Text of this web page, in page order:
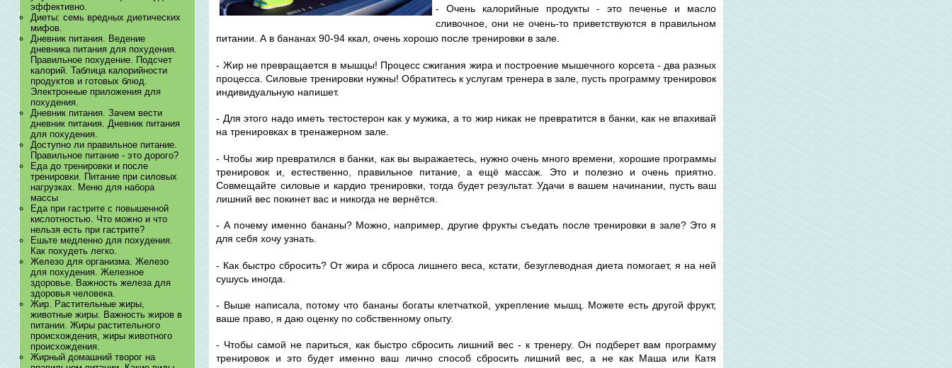
эффективно.
Диеты: семь вредных диетических
мифов.
Дневник питания. Ведение
дневника питания для похудения.
Правильное похудение. Подсчет
калорий. Таблица калорийности
продуктов и готовых блюд.
Электронные приложения для
похудения.
Дневник питания. Зачем вести
дневник питания. Дневник питания
для похудения.
Доступно ли правильное питание.
Правильное питание - это дорого?
Еда до тренировки и после
тренировки. Питание при силовых
нагрузках. Меню для набора
массы
Еда при гастрите с повышенной
кислотностью. Что можно и что
нельзя есть при гастрите?
Ешьте медленно для похудения.
Как похудеть легко.
Железо для организма. Железо
для похудения. Железное
здоровье. Важность железа для
здоровья человека.
Жир. Растительные жиры,
животные жиры. Важность жиров в
питании. Жиры растительного
происхождения, жиры животного
происхождения.
Жирный домашний творог на
- Очень калорийные продукты - это печенье и масло
сливочное, они не очень-то приветствуются в правильном
питании. А в бананах 90-94 ккал, очень хорошо после тренировки в зале.
- Жир не превращается в мышцы! Процесс сжигания жира и построение мышечного корсета - два разных
процесса. Силовые тренировки нужны! Обратитесь к услугам тренера в зале, пусть программу тренировок
индивидуальную напишет.
- Для этого надо иметь тестостерон как у мужика, а то жир никак не превратится в банки, как не впахивай
на тренировках в тренажерном зале.
- Чтобы жир превратился в банки, как вы выражаетесь, нужно очень много времени, хорошие программы
тренировок и, естественно, правильное питание, а ещё массаж. Это и полезно и очень приятно.
Совмещайте силовые и кардио тренировки, тогда будет результат. Удачи в вашем начинании, пусть ваш
лишний вес покинет вас и никогда не вернётся.
- А почему именно бананы? Можно, например, другие фрукты съедать после тренировки в зале? Это я
для себя хочу узнать.
- Как быстро сбросить? От жира и сброса лишнего веса, кстати, безуглеводная диета помогает, я на ней
сушусь иногда.
- Выше написала, потому что бананы богаты клетчаткой, укрепление мышц. Можете есть другой фрукт,
ваше право, я даю оценку по собственному опыту.
- Чтобы самой не париться, как быстро сбросить лишний вес - к тренеру. Он подберет вам программу
тренировок и это будет именно ваш лично способ сбросить лишний вес, а не как Маша или Катя